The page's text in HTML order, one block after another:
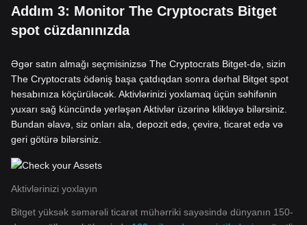
Addım 3: Monitor The Cryptocrats Bitget
spot cüzdanınızda
Əgər satın almağı seçmisinizsə The Cryptocrats Bitget-də, sizin
The Cryptocrats ödəniş başa çatdıqdan sonra dərhal Bitget spot
hesabınıza köçürüləcək. Aktivlərinizi yoxlamaq üçün səhifənin
yuxarı sağ küncündə yerləşən Aktivlər üzərinə klikləyə bilərsiniz.
Bundan əlavə, siz onları ala, depozit edə, çevirə, ticarət edə və
geri götürə bilərsiniz.
Aktivlərinizi yoxlayın
Bitget yüksək səmərəli ticarət mühərriki sayəsində dünyanın 150-